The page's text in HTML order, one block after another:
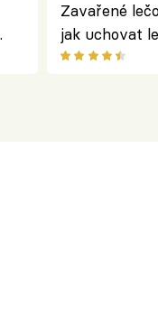
Zavařené
jak uchovat